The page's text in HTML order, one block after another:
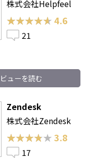
株式会社Helpfeel
★★★★★
★★★★★4.6
21
ューを読む
Zendesk
株式会社Zendesk
★★★★★
★★★★★3.8
17